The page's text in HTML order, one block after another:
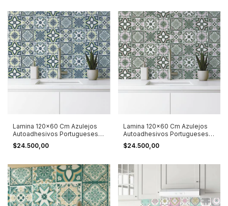
Lamina 120x60 Cm Azulejos
Autoadhesivos Portugueses
15x15cm Azul Petróleo
$24.500,00
Lamina 120x60 Cm Azulejos
Autoadhesivos Portugueses
15x15cm Verde Musgo
$24.500,00